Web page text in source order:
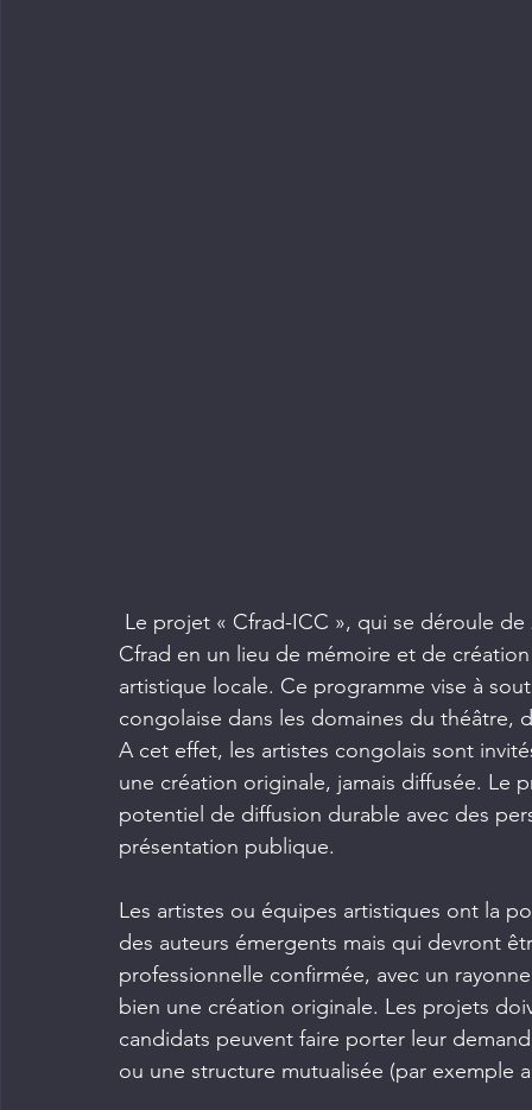
Le projet « Cfrad-ICC », qui se déroule
Cfrad en un lieu de mémoire et de
artistique locale. Ce programme vise à
congolaise dans les domaines du théâtre,
A cet effet, les artistes congolais sont
une création originale, jamais diffusée.
potentiel de diffusion durable avec des
présentation publique.
Les artistes ou équipes artistiques ont la
des auteurs émergents mais qui devront
professionnelle confirmée, avec un
bien une création originale. Les projets
candidats peuvent faire porter leur
ou une structure mutualisée (par exemple